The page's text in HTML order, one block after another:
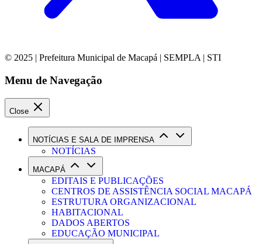
© 2025 | Prefeitura Municipal de Macapá | SEMPLA | STI
Menu de Navegação
Close
NOTÍCIAS E SALA DE IMPRENSA
NOTÍCIAS
MACAPÁ
EDITAIS E PUBLICAÇÕES
CENTROS DE ASSISTÊNCIA SOCIAL MACAPÁ
ESTRUTURA ORGANIZACIONAL
HABITACIONAL
DADOS ABERTOS
EDUCAÇÃO MUNICIPAL